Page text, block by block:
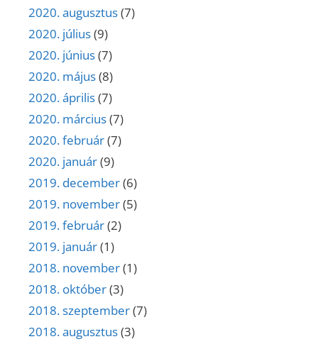
2020. augusztus(7)
2020. július(9)
2020. június(7)
2020. május(8)
2020. április(7)
2020. március(7)
2020. február(7)
2020. január(9)
2019. december(6)
2019. november(5)
2019. február(2)
2019. január(1)
2018. november(1)
2018. október(3)
2018. szeptember(7)
2018. augusztus(3)